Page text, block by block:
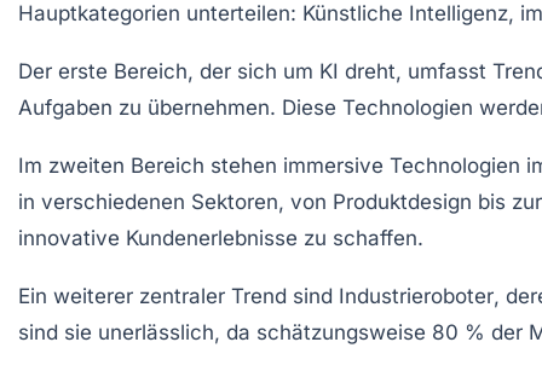
Hauptkategorien unterteilen: Künstliche Intelligenz,
Der erste Bereich, der sich um KI dreht, umfasst
Aufgaben zu übernehmen. Diese Technologien
Im zweiten Bereich stehen immersive Technologien
in verschiedenen Sektoren, von Produktdesign bis
innovative Kundenerlebnisse zu schaffen.
Ein weiterer zentraler Trend sind Industrieroboter,
sind sie unerlässlich, da schätzungsweise 80 % der